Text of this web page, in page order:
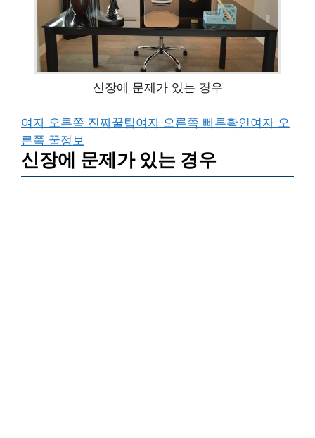
신장에 문제가 있는 경우
여자 오른쪽 진짜꿀팁여자 오른쪽 빠른확인여자 오
른쪽 꿀정보
신장에 문제가 있는 경우